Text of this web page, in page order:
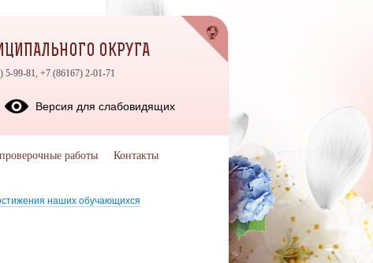
наших обучающихся
ОКРУГА
5-99-81, +7 (86167) 2-01-71
Версия для слабовидящих
работы Контакты